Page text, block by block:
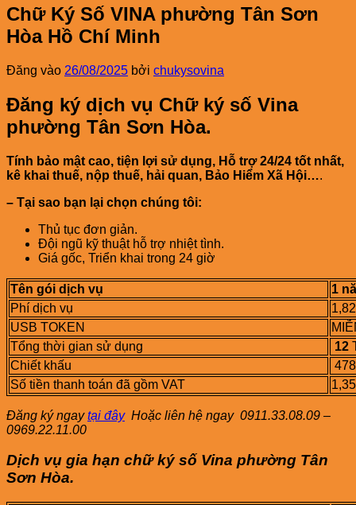
Chữ Ký Số VINA phường Tân Sơn
Hòa Hồ Chí Minh
Đăng vào 26/08/2025 bởi chukysovina
Đăng ký dịch vụ Chữ ký số Vina
phường Tân Sơn Hòa.
Tính bảo mật cao, tiện lợi sử dụng, Hỗ trợ 24/24 tốt nhất,
kê khai thuế, nộp thuế, hải quan, Bảo Hiểm Xã Hội….
– Tại sao bạn lại chọn chúng tôi:
Thủ tục đơn giản.
Đội ngũ kỹ thuật hỗ trợ nhiệt tình.
Giá gốc, Triển khai trong 24 giờ
Tên gói dịch vụ
1
Phí dịch vụ
USB TOKEN
Tổng thời gian sử dụng
12
Chiết khấu
Số tiền thanh toán đã gồm VAT
Đăng ký ngaytại đâyHoặc liên hệ ngay 0911.33.08.09 –
0969.22.11.00
Dịch vụ gia hạn chữ ký số Vina phường Tân
Sơn Hòa.